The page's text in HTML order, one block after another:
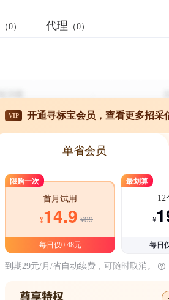
（0） 代理 （0）
VIP 开通寻标宝会员，查看更多招采
单省会员
限购一次
首月试用
¥14.9 ¥39
每日仅0.48元
最划算
12
¥
每日
到期29元/月/省自动续费，可随时取消。